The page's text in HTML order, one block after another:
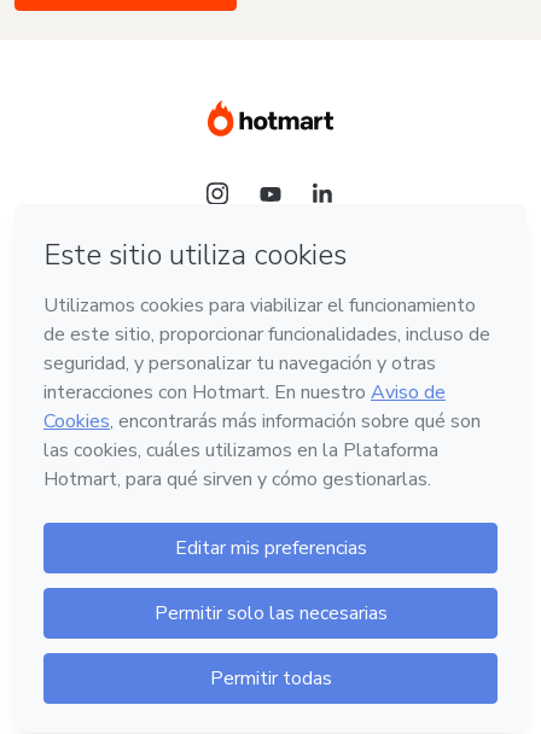
Idioma
Hotmart — 2011-2026 © Todos los derechos
reservados